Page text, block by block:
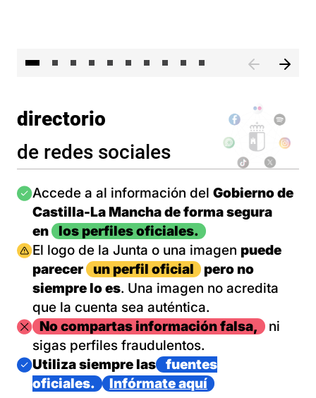
directorio
de redes sociales
Imagen
Accede a al información del Gobierno de
Castilla-La Mancha de forma segura
en
los perfiles oficiales.
Imagen
El logo de la Junta o una imagen puede
parecer
un perfil oficial
pero no
siempre lo es. Una imagen no acredita
que la cuenta sea auténtica.
ImagenNo compartas información falsa,
ni
sigas perfiles fraudulentos.
Imagen
Utiliza siempre las
fuentes
oficiales.
Infórmate aquí